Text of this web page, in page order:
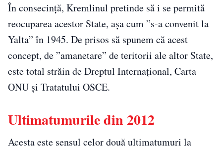
În consecință, Kremlinul pretinde să i se permită
reocuparea acestor State, așa cum ”s-a convenit la
Yalta” în 1945. De prisos să spunem că acest
concept, de ”amanetare” de teritorii ale altor State,
este total străin de Dreptul Internațional, Carta
ONU și Tratatului OSCE.
Ultimatumurile din 2012
Acesta este sensul celor două ultimatumuri la